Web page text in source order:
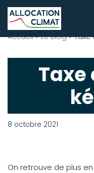
au
Accueil>Le Blog>
8 octobre 2021
On retrouve de plus